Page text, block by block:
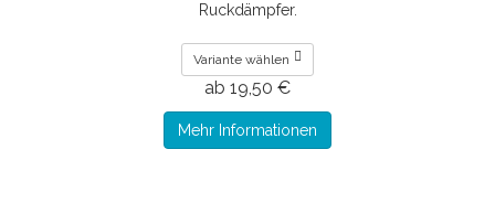
Ruckdämpfer.
Variante wählen
ab 19,50 €
Mehr Informationen